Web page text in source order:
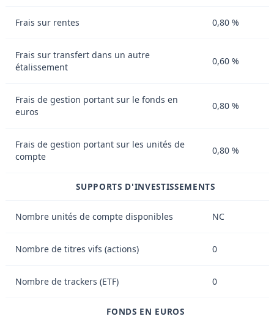
Frais sur rentes 0,80 %
Frais sur transfert dans un autre
étalissement
0,60 %
Frais de gestion portant sur le fonds en
euros
0,80 %
Frais de gestion portant sur les unités de
compte
0,80 %
SUPPORTS D'INVESTISSEMENTS
Nombre unités de compte disponibles NC
Nombre de titres vifs (actions) 0
Nombre de trackers (ETF) 0
FONDS EN EUROS